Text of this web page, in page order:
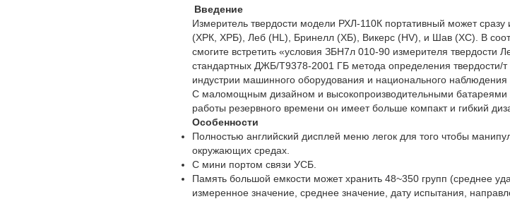
Введение
Измеритель твердости модели РХЛ-110К портативный может
(ХРК, ХРБ), Леб (HL), Бринелл (ХБ), Викерс (HV), и Шав (ХС). В
смогите встретить «условия ЗБН7л 010-90 измерителя твердости
стандартных ДЖБ/Т9378-2001 ГБ метода определения твердости/
индустрии машинного оборудования и национального наблюдения
С маломощным дизайном и высокопроизводительными батареями
работы резервного времени он имеет больше компакт и гибкий
Особенности
Полностью английский дисплей меню легок для того чтобы
окружающих средах.
С мини портом связи УСБ.
Память большой емкости может хранить 48~350 групп (среднее
измеренное значение, среднее значение, дату испытания,